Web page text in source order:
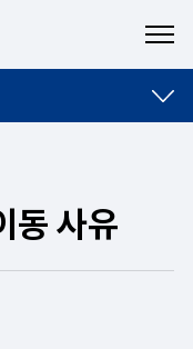
동 사유